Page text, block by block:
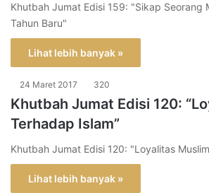
Khutbah Jumat Edisi 159: "Sikap Seorang
Tahun Baru"
Lihat lebih banyak »
24 Maret 2017 320
Khutbah Jumat Edisi 120:
Terhadap Islam”
Khutbah Jumat Edisi 120: "Loyalitas
Lihat lebih banyak »